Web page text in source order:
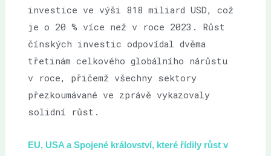
investice ve výši 818 miliard USD, což
je o 20 % více než v roce 2023. Růst
čínských investic odpovídal dvěma
třetinám celkového globálního nárůstu
v roce, přičemž všechny sektory
přezkoumávané ve zprávě vykazovaly
solidní růst.
EU, USA a Spojené království, které řídily růst v